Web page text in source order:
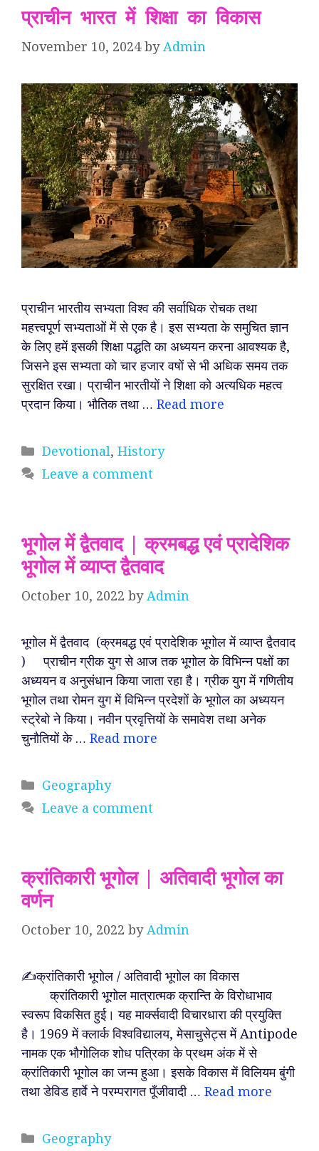
प्राचीन भारत में शिक्षा का विकास
November 10, 2024 byAdmin
प्राचीन भारतीय सभ्यता विश्व की सर्वाधिक रोचक तथा
महत्त्वपूर्ण सभ्यताओं में से एक है। इस सभ्यता के समुचित ज्ञान
के लिए हमें इसकी शिक्षा पद्धति का अध्ययन करना आवश्यक है,
जिसने इस सभ्यता को चार हजार वषों से भी अधिक समय तक
सुरक्षित रखा। प्राचीन भारतीयों ने शिक्षा को अत्यधिक महत्व
प्रदान किया। भौतिक तथा … Read more
Categories
Devotional, History
Leave a comment
भूगोल में द्वैतवाद | क्रमबद्ध एवं प्रादेशिक
भूगोल में व्याप्त द्वैतवाद
October 10, 2022 by Admin
भूगोल में द्वैतवाद (क्रमबद्ध एवं प्रादेशिक भूगोल में व्याप्त द्वैतवाद
) प्राचीन ग्रीक युग से आज तक भूगोल के विभिन्न पक्षों का
अध्ययन व अनुसंधान किया जाता रहा है। ग्रीक युग में गणितीय
भूगोल तथा रोमन युग में विभिन्न प्रदेशों के भूगोल का अध्ययन
स्ट्रेबो ने किया। नवीन प्रवृत्तियों के समावेश तथा अनेक
चुनौतियों के … Read more
Categories
Geography
Leave a comment
क्रांतिकारी भूगोल | अतिवादी भूगोल का
वर्णन
October 10, 2022 by Admin
✍️क्रांतिकारी भूगोल / अतिवादी भूगोल का विकास
क्रांतिकारी भूगोल मात्रात्मक क्रान्ति के विरोधाभाव
स्वरूप विकसित हुई। यह मार्क्सवादी विचारधारा की प्रयुक्ति
है। 1969 में क्लार्क विश्वविद्यालय, मेसाचुसेट्स में Antipode
नामक एक भौगोलिक शोध पत्रिका के प्रथम अंक में से
क्रांतिकारी भूगोल का जन्म हुआ। इसके विकास में विलियम बुंगी
तथा डेविड हार्वे ने परम्परागत पूँजीवादी … Read more
Categories
Geography